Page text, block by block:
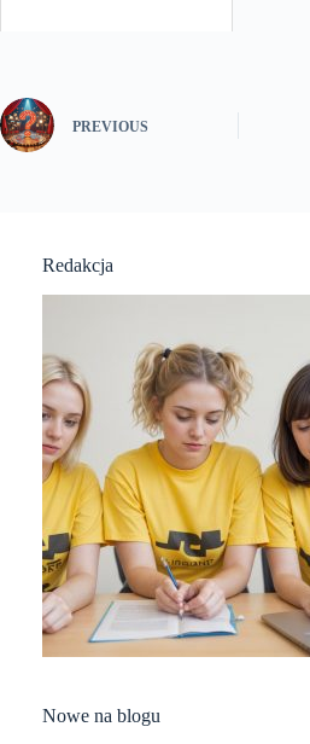
PREVIOUS
Redakcja
Nowe na blogu